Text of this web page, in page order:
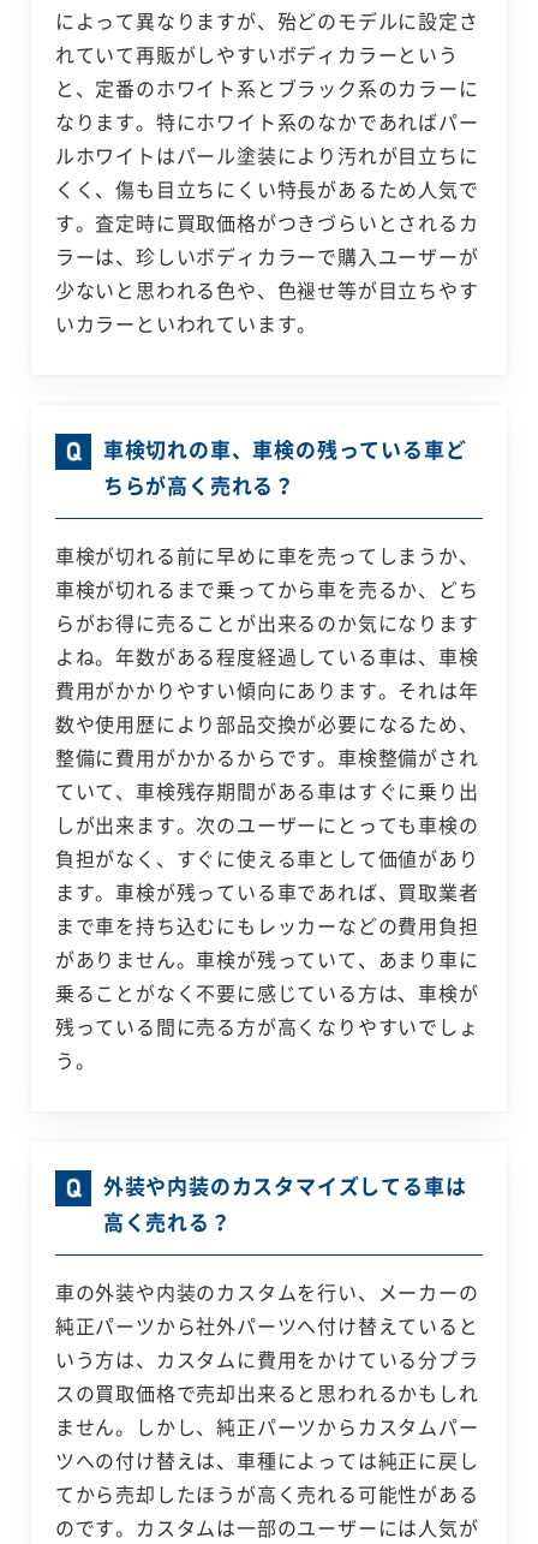
によって異なりますが、殆どのモデルに設定さ
れていて再販がしやすいボディカラーという
と、定番のホワイト系とブラック系のカラーに
なります。特にホワイト系のなかであればパー
ルホワイトはパール塗装により汚れが目立ちに
くく、傷も目立ちにくい特長があるため人気で
す。査定時に買取価格がつきづらいとされるカ
ラーは、珍しいボディカラーで購入ユーザーが
少ないと思われる色や、色褪せ等が目立ちやす
いカラーといわれています。
車検切れの車、車検の残っている車ど
ちらが高く売れる？
車検が切れる前に早めに車を売ってしまうか、
車検が切れるまで乗ってから車を売るか、どち
らがお得に売ることが出来るのか気になります
よね。年数がある程度経過している車は、車検
費用がかかりやすい傾向にあります。それは年
数や使用歴により部品交換が必要になるため、
整備に費用がかかるからです。車検整備がされ
ていて、車検残存期間がある車はすぐに乗り出
しが出来ます。次のユーザーにとっても車検の
負担がなく、すぐに使える車として価値があり
ます。車検が残っている車であれば、買取業者
まで車を持ち込むにもレッカーなどの費用負担
がありません。車検が残っていて、あまり車に
乗ることがなく不要に感じている方は、車検が
残っている間に売る方が高くなりやすいでしょ
う。
外装や内装のカスタマイズしてる車は
高く売れる？
車の外装や内装のカスタムを行い、メーカーの
純正パーツから社外パーツへ付け替えていると
いう方は、カスタムに費用をかけている分プラ
スの買取価格で売却出来ると思われるかもしれ
ません。しかし、純正パーツからカスタムパー
ツへの付け替えは、車種によっては純正に戻し
てから売却したほうが高く売れる可能性がある
のです。カスタムは一部のユーザーには人気が